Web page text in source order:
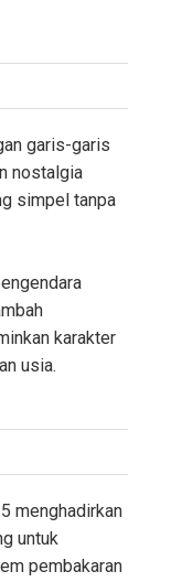
garis-garis
nostalgia
simpel tanpa
karakter
usia.
menghadirkan
untuk
pembakaran